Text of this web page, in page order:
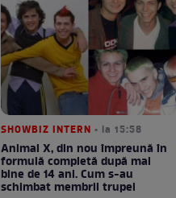
SHOWBIZ INTERN • la 15:58
Animal X, din nou împreună în
formulă completă după mai
bine de 14 ani. Cum s-au
schimbat membrii trupei